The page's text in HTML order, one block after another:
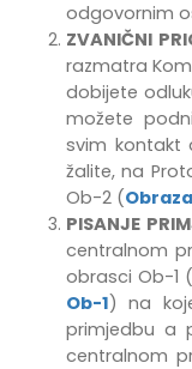
odgovornim
ZVANIČNI
razmatra
dobijete
možete
svim kontakt
žalite, na
Ob-2 (
PISANJE
centralnom
obrasci Ob-1 (
Ob-1) na
primjedbu a
centralnom